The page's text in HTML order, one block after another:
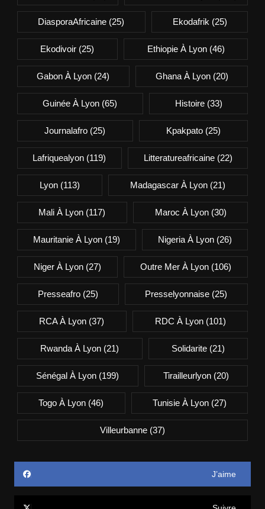
DiasporaAfricaine (25) Ekodafrik (25)
Ekodivoir (25) Ethiopie À Lyon(46)
Gabon À Lyon (24) Ghana À Lyon(20)
Guinée À Lyon (65) Histoire(33)
Journalafro (25) Kpakpato(25)
Lafriquealyon (119) Litteratureafricaine(22)
Lyon(113) Madagascar À Lyon (21)
Mali À Lyon (117) Maroc À Lyon(30)
Mauritanie À Lyon(19) Nigeria À Lyon (26)
Niger À Lyon(27) Outre Mer À Lyon (106)
Presseafro(25) Presselyonnaise (25)
RCA À Lyon (37) RDC À Lyon(101)
Rwanda À Lyon (21) Solidarite(21)
Sénégal À Lyon (199) Tirailleurlyon(20)
Togo À Lyon (46) Tunisie À Lyon(27)
Villeurbanne(37)
J’aime